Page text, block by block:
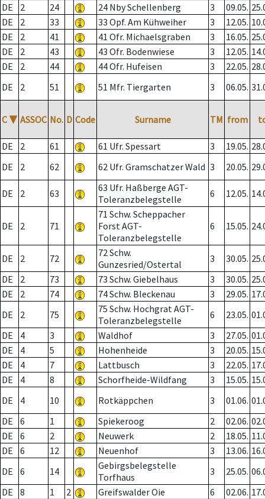
DE
2 24 24 Nby Schellenberg 3 09.05.
DE
2 33 33 Opf. Am Kühweiher 3 12.05.
DE
2 41 41 Ofr. Michaelsgraben 3 16.05.
DE
2 43 43 Ofr. Bodenwiese 3 12.05.
DE
2 44 44 Ofr. Hufeisen 3 22.05.
DE
2 51 51 Mfr. Tiergarten 3 06.05.
C ▼ ASSOC No. D Code Surname TM from
DE 2 61 61 Ufr. Spessart 3 19.05.
DE
2 62 62 Ufr. Gramschatzer Wald 3 20.05.
DE 2 63
63 Ufr. Haßberge AGT-
Toleranzbelegstelle
6 12.05.
DE 2 71
71 Schw. Scheppacher
Forst AGT-
Toleranzbelegstelle
6 15.05.
DE 2 72
72 Schw.
Gunzesried/Ostertal
3 30.05.
DE
2 73 73 Schw. Giebelhaus 3 30.05.
DE
2 74 74 Schw. Bleckenau 3 29.05.
DE
2 75
75 Schw. Hochgrat AGT-
Toleranzbelegstelle
6 23.05.
DE
4 3 Waldhof 3 27.05.
DE
4 5 Hohenheide 3 20.05.
DE
4 7 Lattbusch 3 22.05.
DE
4 8 Schorfheide-Wildfang 3 15.05.
DE
4 10 Rotkäppchen 3 01.06.
DE
6 1 Spiekeroog 2 02.06.
DE
6 2 Neuwerk 2 18.05.
DE
6 12 Neuenhof 3 13.06.
DE
6 14
Gebirgsbelegstelle
Torfhaus
3 25.05.
DE
8 1 2 Greifswalder Oie 6 02.06.